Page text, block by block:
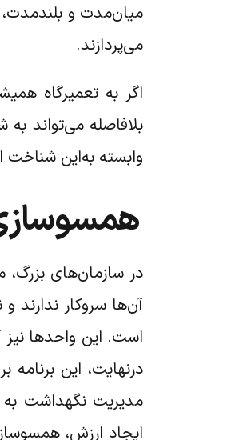
میان‌مدت و بلندمدت،
می‌پردازند.
اگر به تعمیرگاه
بلافاصله می‌تواند
وابسته به‌این شناخت
همسوسازی
در سازمان‌های بزرگ،
آن‌ها سروکار ندارند
است. این واحدها
درنهایت، این
مدیریت نگهداشت به
ایجاد ارزش،